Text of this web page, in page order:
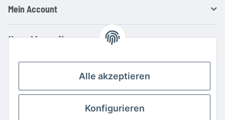
Mein Account
Ihre Vorteile
Kauf auf Rechnung
Große Auswahl an Netzteilen und Ladegeräten
Alle akzeptieren
Konfigurieren